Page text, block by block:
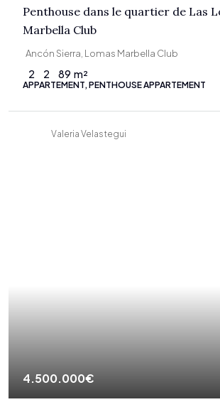
Penthouse dans le quartier de Las
Marbella Club
Ancón Sierra, Lomas Marbella Club
2 2 89 m²
APPARTEMENT, PENTHOUSE APPARTEMENT
Valeria Velastegui
4.500.000€